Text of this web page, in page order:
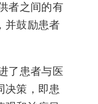
者之间的有
并鼓励患者
了患者与医
决策，即患